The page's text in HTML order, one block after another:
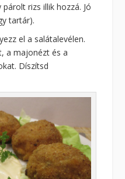
rizs illik hozzá. Jó
tartár).
el a salátalevélen.
a majonézt és a
Díszítsd